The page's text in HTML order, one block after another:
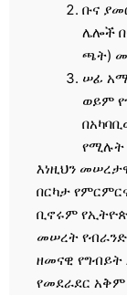
ቡና
ሌሎች
ጫት)
ሠፊ
ወይም
የሚሉት
እነዚህን
በርካታ
ቢኖሩም
መሠረት የብራንድ
ዘመናዊ የግብይት
የመደራደር